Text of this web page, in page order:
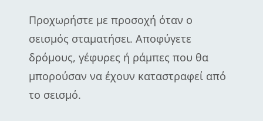
Προχωρήστε με προσοχή όταν ο
σεισμός σταματήσει. Αποφύγετε
δρόμους, γέφυρες ή ράμπες που θα
μπορούσαν να έχουν καταστραφεί από
το σεισμό.